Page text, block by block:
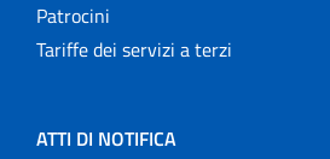
Patrocini
Tariffe dei servizi a terzi
ATTI DI NOTIFICA